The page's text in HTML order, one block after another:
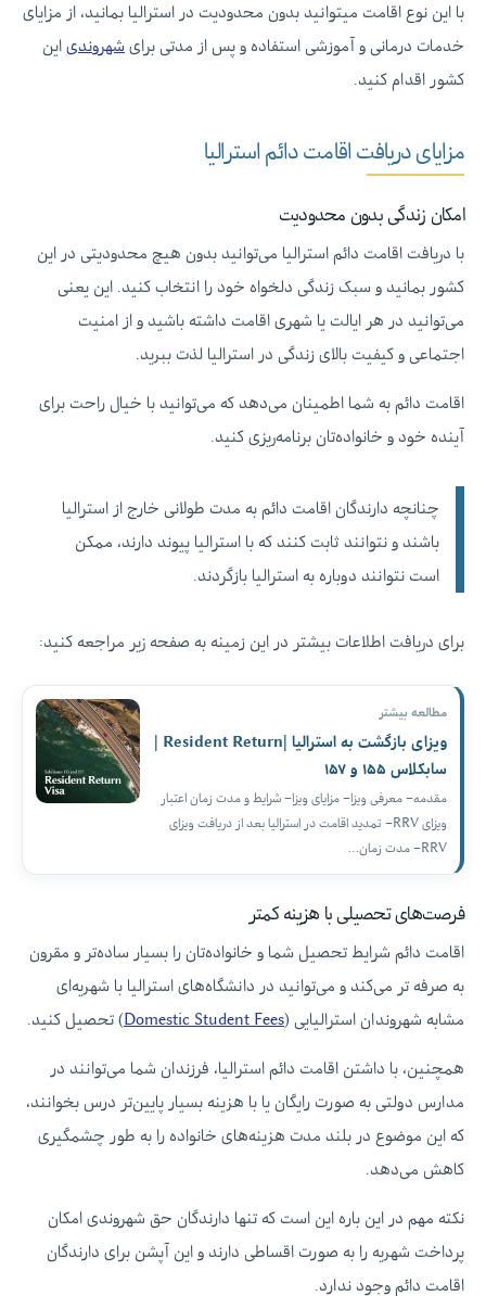
با این نوع اقامت میتوانید بدون محدودیت در استرالیا بمانید، از مزایای
خدمات درمانی و آموزشی استفاده و پس از مدتی برای شهروندی این
کشور اقدام کنید.
مزایای دریافت اقامت دائم استرالیا
امکان زندگی بدون محدودیت
با دریافت اقامت دائم استرالیا می‌توانید بدون هیچ محدودیتی در این
کشور بمانید و سبک زندگی دلخواه خود را انتخاب کنید. این یعنی
می‌توانید در هر ایالت یا شهری اقامت داشته باشید و از امنیت
اجتماعی و کیفیت بالای زندگی در استرالیا لذت ببرید.
اقامت دائم به شما اطمینان می‌دهد که می‌توانید با خیال راحت برای
آینده خود و خانواده‌تان برنامه‌ریزی کنید.
چنانچه دارندگان اقامت دائم به مدت طولانی خارج از استرالیا
باشند و نتوانند ثابت کنند که با استرالیا پیوند دارند، ممکن
است نتوانند دوباره به استرالیا بازگردند.
برای دریافت اطلاعات بیشتر در این زمینه به صفحه زیر مراجعه کنید:
مطالعه بیشتر
سابکلاس‌ ۱۵۵ و ۱۵۷
مقدمه– معرفی ویزا– مزایای ویزا– شرایط و مدت زمان اعتبار
ویزای RRV– تمدید اقامت در استرالیا بعد از دریافت ویزای
RRV– مدت زمان…
فرصت‌های تحصیلی با هزینه کمتر
اقامت دائم شرایط تحصیل شما و خانواده‌تان را بسیار ساده‌تر و مقرون‌
به‌ صرفه‌ تر می‌کند و می‌توانید در دانشگاه‌های استرالیا با شهریه‌ای
مشابه شهروندان استرالیایی (Domestic Student Fees) تحصیل کنید.
همچنین، با داشتن اقامت دائم استرالیا، فرزندان شما می‌توانند در
مدارس دولتی به صورت رایگان یا با هزینه بسیار پایین‌تر درس بخوانند،
که این موضوع در بلند مدت هزینه‌های خانواده را به طور چشمگیری
کاهش می‌دهد.
نکته مهم در این باره این است که تنها دارندگان حق شهروندی امکان
پرداخت شهریه را به صورت اقساطی دارند و این آپشن برای دارندگان
اقامت دائم وجود ندارد.